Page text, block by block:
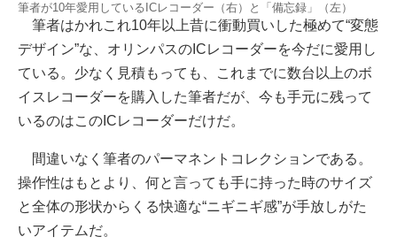
筆者が10年愛用しているICレコーダー（右）と「備忘録」（左）
筆者はかれこれ10年以上昔に衝動買いした極めて“変態
デザイン”な、オリンパスのICレコーダーを今だに愛用し
ている。少なく見積もっても、これまでに数台以上のボ
イスレコーダーを購入した筆者だが、今も手元に残って
いるのはこのICレコーダーだけだ。
間違いなく筆者のパーマネントコレクションである。
操作性はもとより、何と言っても手に持った時のサイズ
と全体の形状からくる快適な“ニギニギ感”が手放しがた
いアイテムだ。